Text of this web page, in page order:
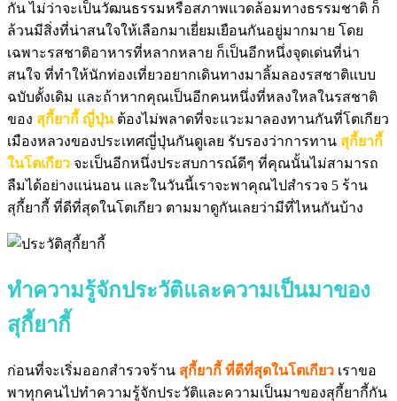
กัน ไม่ว่าจะเป็นวัฒนธรรมหรือสภาพแวดล้อมทางธรรมชาติ ก็
ล้วนมีสิ่งที่น่าสนใจให้เลือกมาเยี่ยมเยือนกันอยู่มากมาย โดย
เฉพาะรสชาติอาหารที่หลากหลาย ก็เป็นอีกหนึ่งจุดเด่นที่น่า
สนใจ ที่ทำให้นักท่องเที่ยวอยากเดินทางมาลิ้มลองรสชาติแบบ
ฉบับดั้งเดิม และถ้าหากคุณเป็นอีกคนหนึ่งที่หลงใหลในรสชาติ
ของ สุกี้ยากี้ ญี่ปุ่นต้องไม่พลาดที่จะแวะมาลองทานกันที่โตเกียว
เมืองหลวงของประเทศญี่ปุ่นกันดูเลย รับรองว่าการทาน สุกี้ยากี้
ในโตเกียว จะเป็นอีกหนึ่งประสบการณ์ดีๆ ที่คุณนั้นไม่สามารถ
ลืมได้อย่างแน่นอน และในวันนี้เราจะพาคุณไปสำรวจ 5 ร้าน
สุกี้ยากี้ ที่ดีที่สุดในโตเกียว ตามมาดูกันเลยว่ามีที่ไหนกันบ้าง
ทำความรู้จักประวัติและความเป็นมาของ
สุกี้ยากี้
ก่อนที่จะเริ่มออกสำรวจร้าน สุกี้ยากี้ ที่ดีที่สุดในโตเกียว เราขอ
พาทุกคนไปทำความรู้จักประวัติและความเป็นมาของสุกี้ยากี้กัน